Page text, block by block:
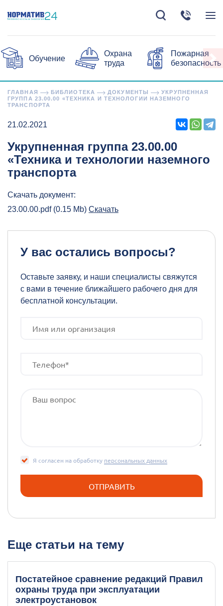
Обучение
Охрана
труда
Пожарная
безопасность
ГЛАВНАЯ БИБЛИОТЕКА ДОКУМЕНТЫ
УКРУПНЕННАЯ
ГРУППА 23.00.00 «ТЕХНИКА И ТЕХНОЛОГИИ НАЗЕМНОГО
ТРАНСПОРТА
21.02.2021
Укрупненная группа 23.00.00
«Техника и технологии наземного
транспорта
Скачать документ:
23.00.00.pdf (0.15 Mb) Скачать
У вас остались вопросы?
Оставьте заявку, и наши специалисты свяжутся
с вами в течение ближайшего рабочего дня для
бесплатной консультации.
Я согласен на обработку персональных данных
Еще статьи на тему
Постатейное сравнение редакций Правил
охраны труда при эксплуатации
электроустановок